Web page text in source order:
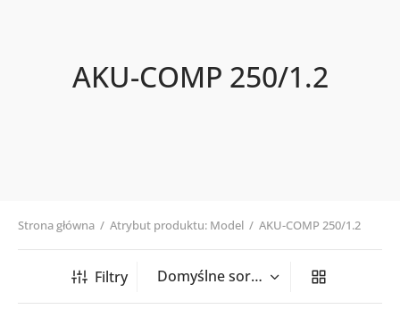
AKU-COMP 250/1.2
Strona główna / Atrybut produktu: Model / AKU-COMP 250/1.2
Filtry